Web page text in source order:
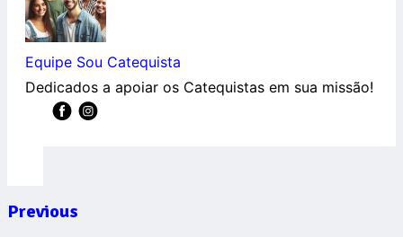
Equipe Sou Catequista
Dedicados a apoiar os Catequistas em sua missão!
Previous